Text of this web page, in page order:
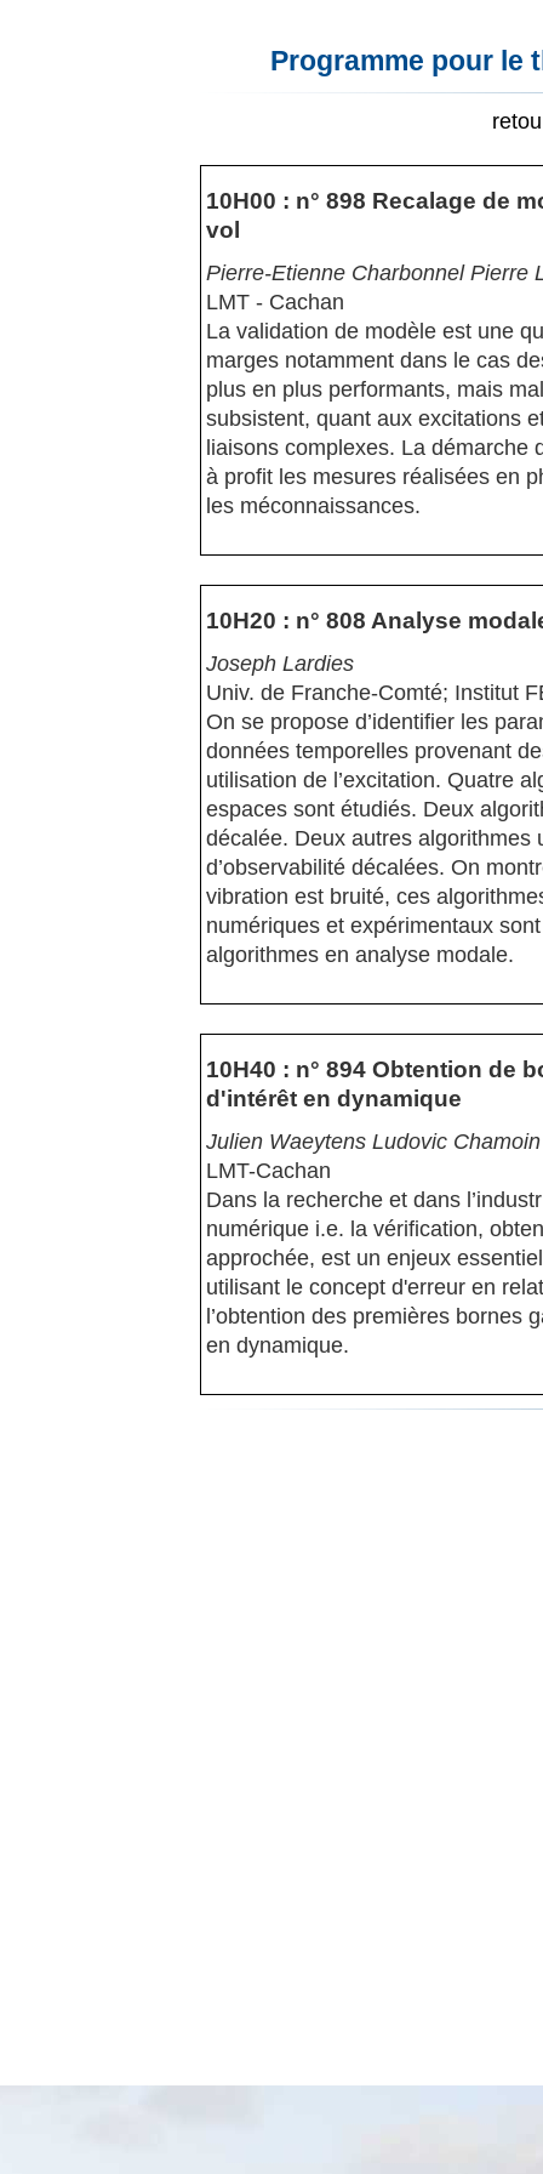
Programme pour le
10H00 : n° 898 Recalage de
vol
Pierre-Etienne Charbonnel Pierre
LMT - Cachan
La validation de modèle est une
marges notamment dans le cas
plus en plus performants, mais
subsistent, quant aux excitations
liaisons complexes. La
à profit les mesures réalisées en
les méconnaissances.
10H20 : n° 808 Analyse
Joseph Lardies
Univ. de Franche-Comté; Institut
On se propose d’identifier les
données temporelles provenant
utilisation de l’excitation. Quatre
espaces sont étudiés. Deux
décalée. Deux autres algorithmes
d’observabilité décalées. On
vibration est bruité, ces
numériques et expérimentaux
algorithmes en analyse modale.
10H40 : n° 894 Obtention de
d'intérêt en dynamique
Julien Waeytens Ludovic
LMT-Cachan
Dans la recherche et dans
numérique i.e. la vérification,
approchée, est un enjeux
utilisant le concept d'erreur en
l’obtention des premières bornes
en dynamique.